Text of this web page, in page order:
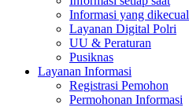
Informasi yang
Layanan Digital Polri
UU & Peraturan
Pusiknas
Layanan Informasi
Registrasi Pemohon
Permohonan Informasi